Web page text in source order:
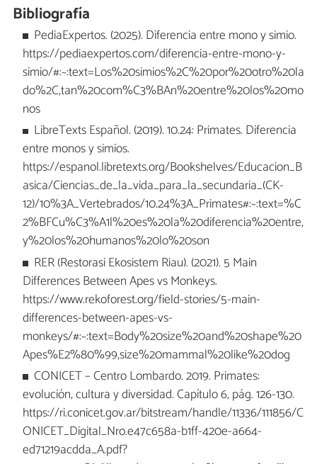
Bibliografía
PediaExpertos. (2025). Diferencia entre mono y simio.
https://pediaexpertos.com/diferencia-entre-mono-y-
simio/#:~:text=Los%20simios%2C%20por%20otro%20la
do%2C,tan%20com%C3%BAn%20entre%20los%20mo
nos
LibreTexts Español. (2019). 10.24: Primates. Diferencia
entre monos y simios.
https://espanol.libretexts.org/Bookshelves/Educacion_B
asica/Ciencias_de_la_vida_para_la_secundaria_(CK-
12)/10%3A_Vertebrados/10.24%3A_Primates#:~:text=%C
2%BFCu%C3%A1l%20es%20la%20diferencia%20entre,
y%20los%20humanos%20lo%20son
RER (Restorasi Ekosistem Riau). (2021). 5 Main
Differences Between Apes vs Monkeys.
https://www.rekoforest.org/field-stories/5-main-
differences-between-apes-vs-
monkeys/#:~:text=Body%20size%20and%20shape%20
Apes%E2%80%99,size%20mammal%20like%20dog
CONICET – Centro Lombardo. 2019. Primates:
evolución, cultura y diversidad. Capítulo 6, pág. 126-130.
https://ri.conicet.gov.ar/bitstream/handle/11336/111856/C
ONICET_Digital_Nro.e47c658a-b1ff-420e-a664-
ed71219acdda_A.pdf?